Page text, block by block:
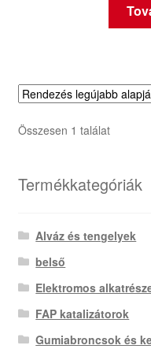
Összesen 1 találat
Termékkategóriák
Alváz és tengelyek
belső
Elektromos
FAP katalizátorok
Gumiabroncsok és